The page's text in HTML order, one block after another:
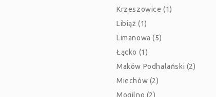
Krzeszowice (1)
Libiąż (1)
Limanowa (5)
Łącko (1)
Maków Podhalański (2)
Miechów (2)
Mogilno (2)